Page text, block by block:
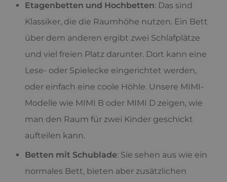
Etagenbetten und Hochbetten: Das sind
Klassiker, die die Raumhöhe nutzen. Ein Bett
über dem anderen ergibt zwei Schlafplätze
und viel freien Platz darunter. Dort kann eine
Lese- oder Spielecke eingerichtet werden,
oder einfach eine coole Höhle. Unsere MIMI-
Modelle wie MIMI B oder MIMI D zeigen, wie
man den Raum für zwei Kinder geschickt
aufteilen kann.
Betten mit Schublade: Sie sehen aus wie ein
normales Bett, bieten aber zusätzlichen